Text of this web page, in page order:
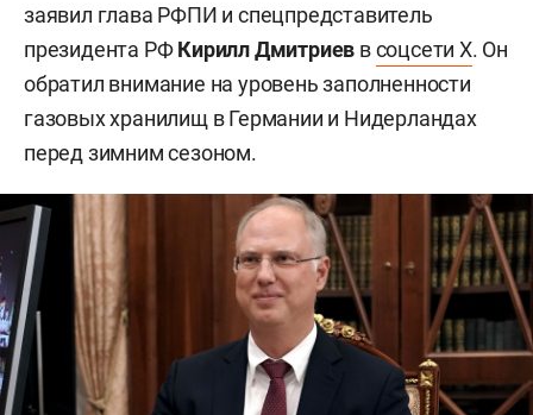
заявил глава РФПИ и спецпредставитель
президента РФКирилл Дмитриев всоцсети X. Он
обратил внимание на уровень заполненности
газовых хранилищ в Германии и Нидерландах
перед зимним сезоном.